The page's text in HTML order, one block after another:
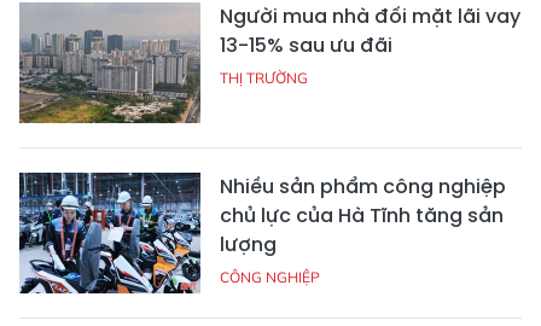
Người mua nhà đối mặt lãi vay
13-15% sau ưu đãi
THỊ TRƯỜNG
Nhiều sản phẩm công nghiệp
chủ lực của Hà Tĩnh tăng sản
lượng
CÔNG NGHIỆP